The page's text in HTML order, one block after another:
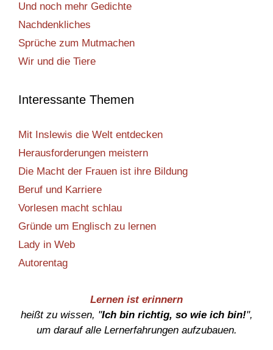
Und noch mehr Gedichte
Nachdenkliches
Sprüche zum Mutmachen
Wir und die Tiere
Interessante Themen
Mit Inslewis die Welt entdecken
Herausforderungen meistern
Die Macht der Frauen ist ihre Bildung
Beruf und Karriere
Vorlesen macht schlau
Gründe um Englisch zu lernen
Lady in Web
Autorentag
Lernen ist erinnern
heißt zu wissen, "Ich bin richtig, so wie ich bin!",
um darauf alle Lernerfahrungen aufzubauen.